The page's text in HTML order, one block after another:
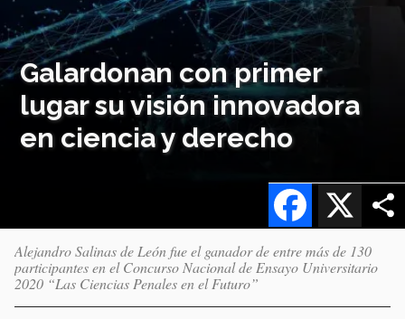
Galardonan con primer
lugar su visión innovadora
en ciencia y derecho
X
Facebook
Alejandro Salinas de León fue el ganador de entre más de 130
participantes en el Concurso Nacional de Ensayo Universitario
2020 “Las Ciencias Penales en el Futuro”